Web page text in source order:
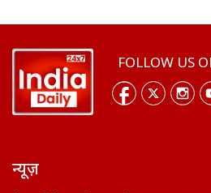
FOLLOW US
न्यूज़